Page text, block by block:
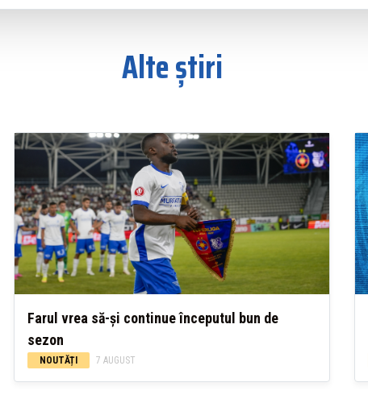
Alte știri
Farul vrea să-și continue începutul bun de
sezon
NOUTĂȚI 7 AUGUST